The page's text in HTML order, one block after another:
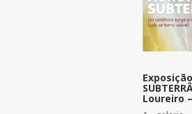
Loureiro